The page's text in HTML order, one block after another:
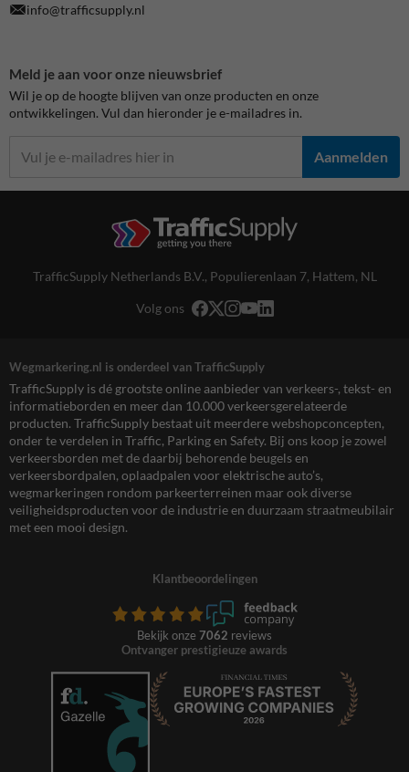
info@trafficsupply.nl
Meld je aan voor onze nieuwsbrief
Wil je op de hoogte blijven van onze producten en onze
ontwikkelingen. Vul dan hieronder je e-mailadres in.
Aanmelden
TrafficSupply Netherlands B.V., Populierenlaan 7, Hattem, NL
Volg ons
Wegmarkering.nl is onderdeel van TrafficSupply
TrafficSupply is dé grootste online aanbieder van verkeers-, tekst- en
informatieborden en meer dan 10.000 verkeersgerelateerde
producten. TrafficSupply bestaat uit meerdere webshopconcepten,
onder te verdelen in Traffic, Parking en Safety. Bij ons koop je zowel
verkeersborden met de daarbij behorende beugels en
verkeersbordpalen, oplaadpalen voor elektrische auto’s,
wegmarkeringen rondom parkeerterreinen maar ook diverse
veiligheidsproducten voor de industrie en duurzaam straatmeubilair
met een mooi design.
Klantbeoordelingen
Bekijk onze 7062 reviews
Ontvanger prestigieuze awards